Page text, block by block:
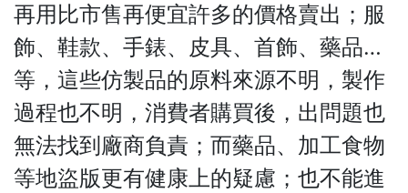
再用比市售再便宜許多的價格賣出；服
飾、鞋款、手錶、皮具、首飾、藥品…
等，這些仿製品的原料來源不明，製作
過程也不明，消費者購買後，出問題也
無法找到廠商負責；而藥品、加工食物
等地盜版更有健康上的疑慮；也不能進